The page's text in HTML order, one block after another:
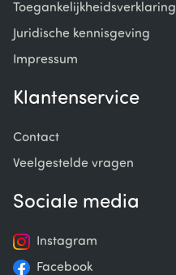
Toegankelijkheidsverklaring
Juridische kennisgeving
Impressum
Klantenservice
Contact
Veelgestelde vragen
Sociale media
Instagram
Facebook